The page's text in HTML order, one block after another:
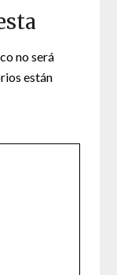
no será
están